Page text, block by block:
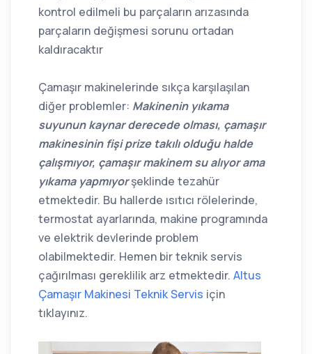
kontrol edilmeli bu parçaların arızasında
parçaların değişmesi sorunu ortadan
kaldıracaktır
Çamaşır makinelerinde sıkça karşılaşılan
diğer problemler: Makinenin yıkama
suyunun kaynar derecede olması, çamaşır
makinesinin fişi prize takılı olduğu halde
çalışmıyor, çamaşır makinem su alıyor ama
yıkama yapmıyorşeklinde tezahür
etmektedir. Bu hallerde ısıtıcı rölelerinde,
termostat ayarlarında, makine programında
ve elektrik devlerinde problem
olabilmektedir. Hemen bir teknik servis
çağırılması gereklilik arz etmektedir. Altus
Çamaşır Makinesi Teknik Servis için
tıklayınız.